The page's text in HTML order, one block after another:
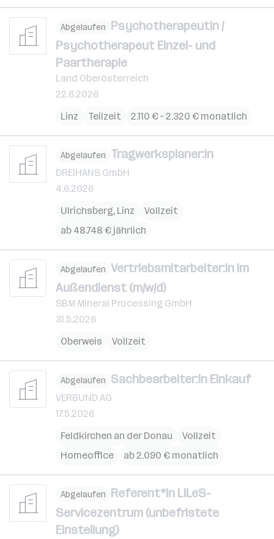
Abgelaufen Psychotherapeutin /
Psychotherapeut Einzel- und
Paartherapie
Land Oberösterreich
22.6.2026
Linz
Teilzeit 2.110 € – 2.320 € monatlich
Abgelaufen Tragwerksplaner:in
DREIHANS GmbH
4.6.2026
Ulrichsberg, Linz
Vollzeit
ab 48.748 € jährlich
Abgelaufen Vertriebsmitarbeiter:in im
Außendienst (m/w/d)
SBM Mineral Processing GmbH
31.5.2026
Oberweis
Vollzeit
Abgelaufen Sachbearbeiter:in Einkauf
VERBUND AG
17.5.2026
Feldkirchen an der Donau
Vollzeit
Homeoffice
ab 2.090 € monatlich
Abgelaufen Referent*in LiLeS-
Servicezentrum (unbefristete
Einstellung)